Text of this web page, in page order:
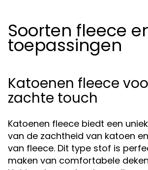
Soorten fleece
toepassingen
Katoenen fleece
zachte touch
Katoenen fleece biedt een
van de zachtheid van katoen
van fleece. Dit type stof is
maken van comfortabele